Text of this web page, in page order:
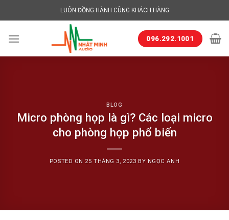
to
LUÔN ĐỒNG HÀNH CÙNG KHÁCH HÀNG
096.292.1001
BLOG
Micro phòng họp là gì? Các loại micro
cho phòng họp phổ biến
POSTED ON 25 THÁNG 3, 2023 BY NGỌC ANH